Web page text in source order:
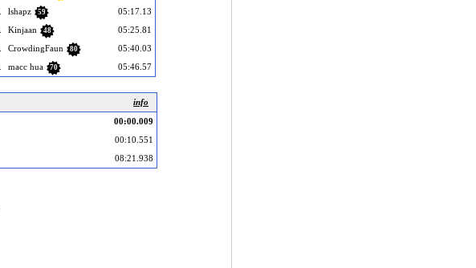
lshapz 59
05:17.13
Kinjaan 48
05:25.81
CrowdingFaun 80
05:40.03
macc hua 70 05:46.57
info
00:00.009
00:10.551
08:21.938